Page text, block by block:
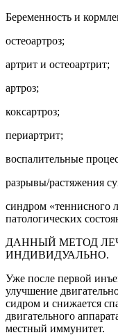
Беременность и
остеоартроз;
артрит и остеоартрит;
артроз;
коксартроз;
периартрит;
воспалительные
разрывы/растяжения
синдром «теннисного
патологических
ДАННЫЙ МЕТОД
ИНДИВИДУАЛЬНО.
Уже после первой
улучшение
сидром и снижается
двигательного
местный иммунитет.